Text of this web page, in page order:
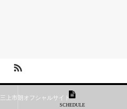
三上市朗オフシャルサイト
SCHEDULE